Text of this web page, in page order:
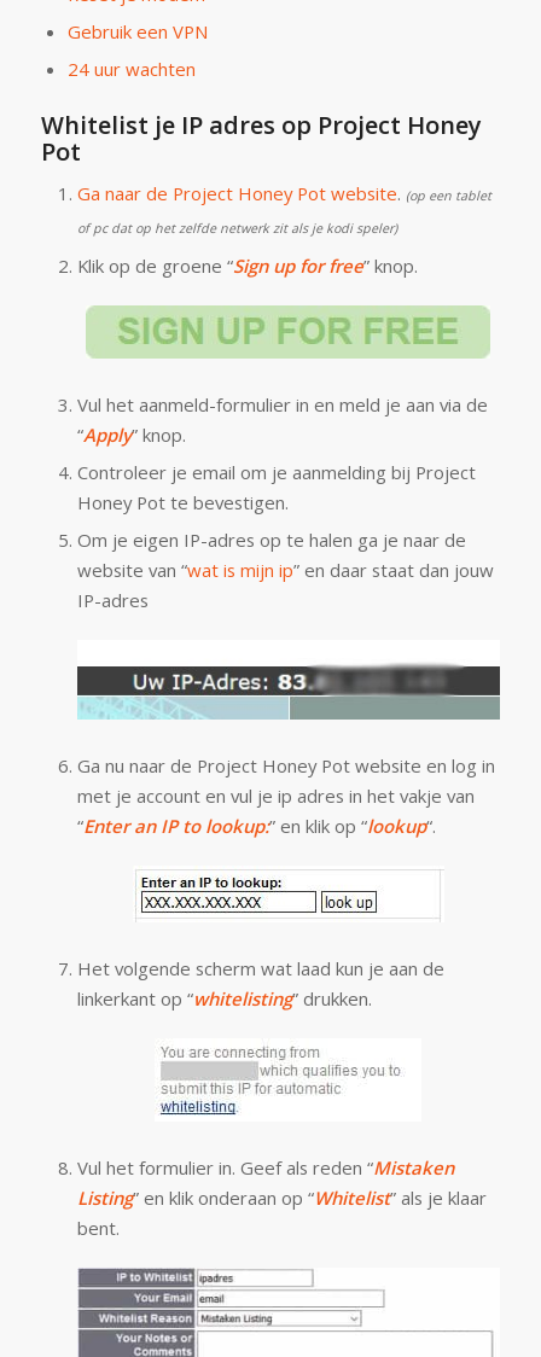
Gebruik een VPN
24 uur wachten
Whitelist je IP adres op Project Honey
Pot
Ga naar de Project Honey Pot website. (op een tablet
of pc dat op het zelfde netwerk zit als je kodi speler)
Klik op de groene “Sign up for free” knop.
Vul het aanmeld-formulier in en meld je aan via de
“Apply” knop.
Controleer je email om je aanmelding bij Project
Honey Pot te bevestigen.
Om je eigen IP-adres op te halen ga je naar de
website van “wat is mijn ip” en daar staat dan jouw
IP-adres
Ga nu naar de Project Honey Pot website en log in
met je account en vul je ip adres in het vakje van
“Enter an IP to lookup:” en klik op “lookup“.
Het volgende scherm wat laad kun je aan de
linkerkant op “whitelisting” drukken.
Vul het formulier in. Geef als reden “Mistaken
Listing” en klik onderaan op “Whitelist” als je klaar
bent.